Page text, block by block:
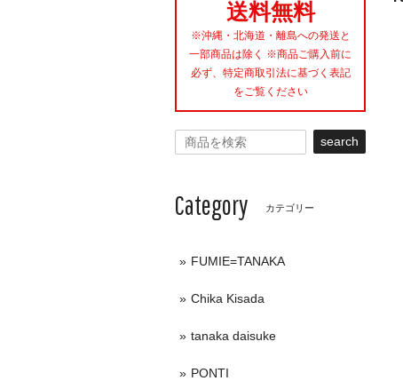
送料無料
※沖縄・北海道・離島への発送と
一部商品は除く ※商品ご購入前に
必ず、特定商取引法に基づく表記
をご覧ください
search
Category カテゴリー
FUMIE=TANAKA
Chika Kisada
tanaka daisuke
PONTI